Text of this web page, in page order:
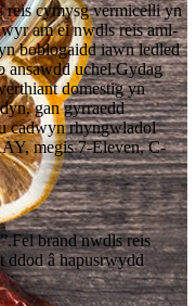
cymysg vermicelli yn
am ei nwdls reis aml-
boblogaidd iawn ledled
ansawdd uchel.Gydag
domestig yn
gan gyrraedd
cadwyn rhyngwladol
megis 7-Eleven, C-
brand nwdls reis
â hapusrwydd